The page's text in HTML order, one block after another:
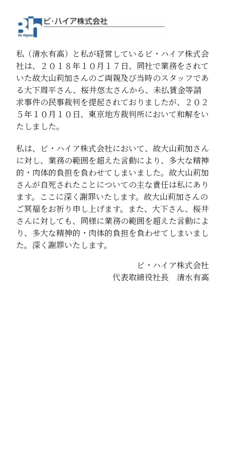
私（清水有高）と私が経営しているビ・ハイア株式会
社は、２０１８年１０月１７日、同社で業務をされて
いた故大山莉加さんのご両親及び当時のスタッフであ
る大下周平さん、桜井悠太さんから、未払賃金等請
求事件の民事裁判を提起されておりましたが、２０２
５年１０月１０日、東京地方裁判所において和解をい
たしました。
私は、ビ・ハイア株式会社において、故大山莉加さん
に対し、業務の範囲を超えた言動により、多大な精神
的・肉体的負担を負わせてしまいました。故大山莉加
さんが自死されたことについての主な責任は私にあり
ます。ここに深く謝罪いたします。故大山莉加さんの
ご冥福をお祈り申し上げます。また、大下さん、桜井
さんに対しても、同様に業務の範囲を超えた言動によ
り、多大な精神的・肉体的負担を負わせてしまいまし
た。深く謝罪いたします。
ビ・ハイア株式会社
代表取締役社長 清水有高